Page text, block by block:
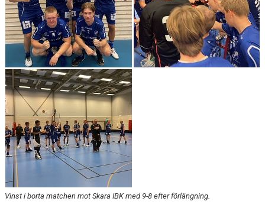
Vinst i borta matchen mot Skara IBK med 9-8 efter förlängning.